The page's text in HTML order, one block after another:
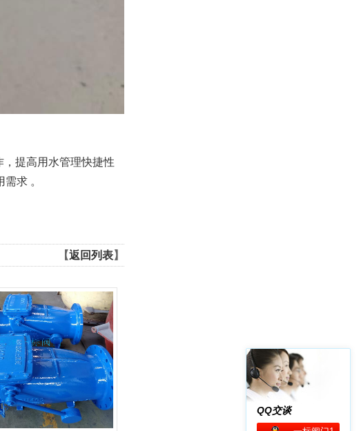
提高用水管理快捷性
求 。
【返回列表】
QQ交谈